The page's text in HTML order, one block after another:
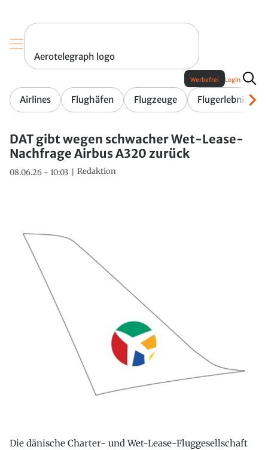
Aerotelegraph logo
Airlines Flughäfen Flugzeuge Flugerlebnis
Werbefrei Login
DAT gibt wegen schwacher Wet-Lease-
Nachfrage Airbus A320 zurück
08.06.26 - 10:03 Redaktion
Die dänische Charter- und Wet-Lease-Fluggesellschaft